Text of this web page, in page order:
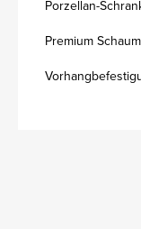
Porzellan-
Premium